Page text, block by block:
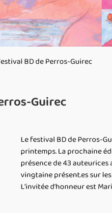
BD de Perros-Guirec
Guirec
Le festival BD de Perros-
printemps. La prochaine
présence de 43 auteurices
vingtaine présent.es sur
L’invitée d’honneur est